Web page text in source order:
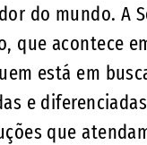
do mundo. A
que acontece
está em
e
que